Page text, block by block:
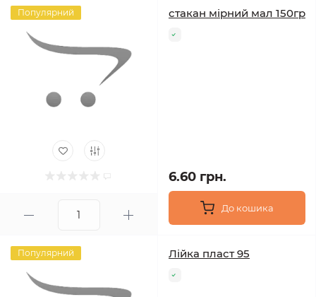
Популярний стакан мірний мал 150гр
6.60 грн.
До кошика
Популярний Лійка пласт 95